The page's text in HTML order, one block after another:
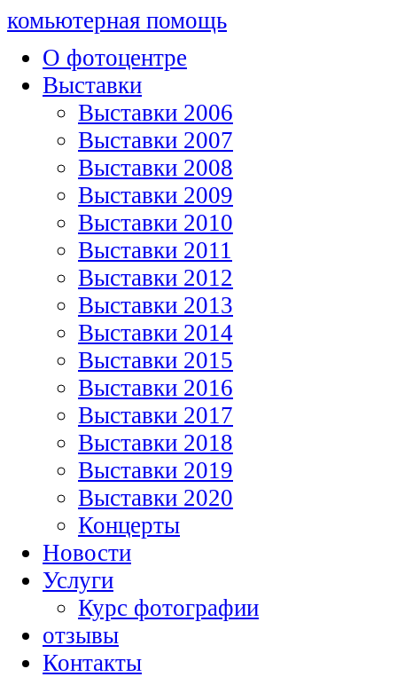
комьютерная помощь
О фотоцентре
Выставки
Выставки 2006
Выставки 2007
Выставки 2008
Выставки 2009
Выставки 2010
Выставки 2011
Выставки 2012
Выставки 2013
Выставки 2014
Выставки 2015
Выставки 2016
Выставки 2017
Выставки 2018
Выставки 2019
Выставки 2020
Концерты
Новости
Услуги
Курс фотографии
отзывы
Контакты